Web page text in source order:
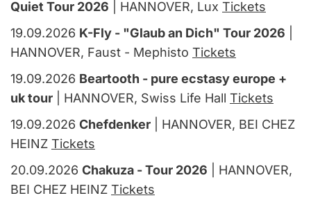
Quiet Tour 2026 | HANNOVER, Lux Tickets
19.09.2026 K-Fly - "Glaub an Dich" Tour 2026
HANNOVER, Faust - Mephisto Tickets
19.09.2026 Beartooth - pure ecstasy europe +
uk tour | HANNOVER, Swiss Life Hall Tickets
19.09.2026 Chefdenker | HANNOVER, BEI CHEZ
HEINZ Tickets
20.09.2026 Chakuza - Tour 2026 | HANNOVER,
BEI CHEZ HEINZ Tickets